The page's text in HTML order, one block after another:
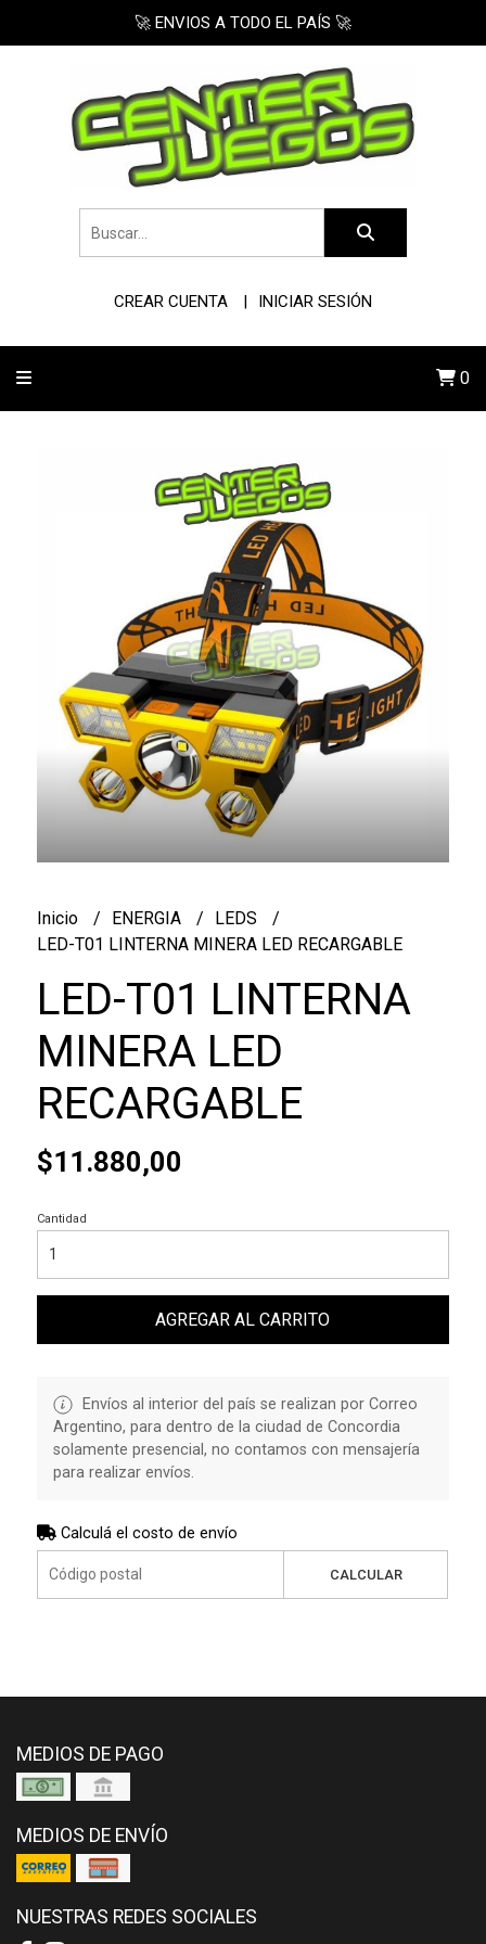
🚀 ENVIOS A TODO EL PAÍS 🚀
CREAR CUENTA INICIAR SESIÓN
0
Inicio ENERGIA
LEDS
LED-T01 LINTERNA MINERA LED RECARGABLE
LED-T01 LINTERNA
MINERA LED
RECARGABLE
$11.880,00
Cantidad
AGREGAR AL CARRITO
Envíos al interior del país se realizan por Correo
Argentino, para dentro de la ciudad de Concordia
solamente presencial, no contamos con mensajería
para realizar envíos.
Calculá el costo de envío
CALCULAR
MEDIOS DE PAGO
MEDIOS DE ENVÍO
NUESTRAS REDES SOCIALES